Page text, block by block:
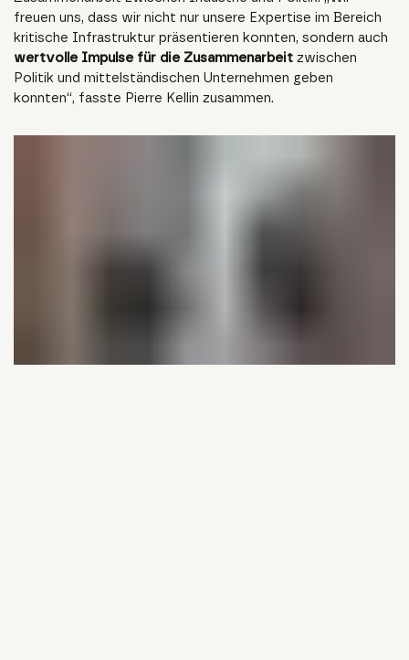
freuen uns, dass wir nicht nur unsere Expertise im Bereich
kritische Infrastruktur präsentieren konnten, sondern auch
wertvolle Impulse für die Zusammenarbeitzwischen
Politik und mittelständischen Unternehmen geben
konnten“, fasste Pierre Kellin zusammen.